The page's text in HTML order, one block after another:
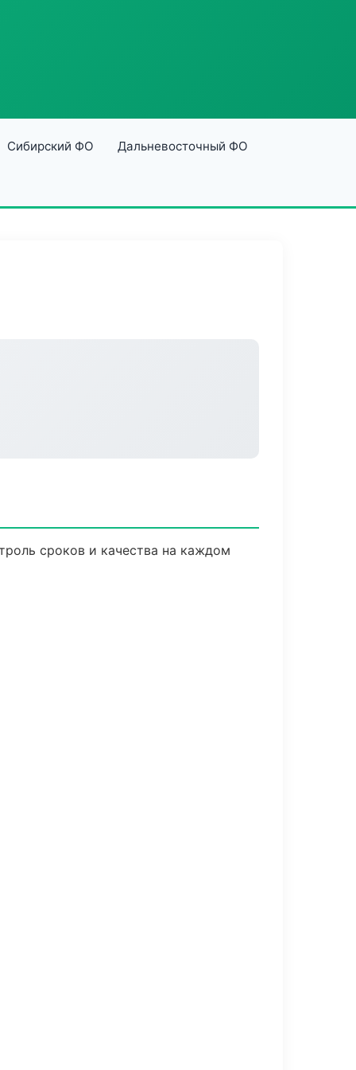
Сибирский ФО Дальневосточный ФО
сроков и качества на каждом